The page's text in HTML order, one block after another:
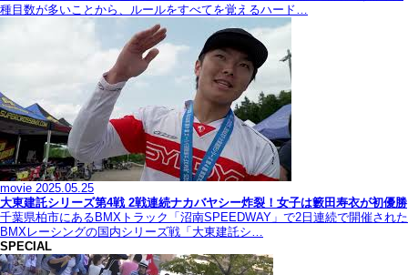
種目数が多いことから、ルールをすべてを覚えるハード…
movie 2025.05.25
大東建託シリーズ第4戦 2戦連続ナカバヤシー炸裂！女子は籔田寿衣が初優勝
千葉県柏市にあるBMXトラック「沼南SPEEDWAY」で2日連続で開催された
BMXレーシングの国内シリーズ戦「大東建託シ…
SPECIAL